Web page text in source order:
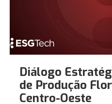
Diálogo
de Produção
Centro-Oeste